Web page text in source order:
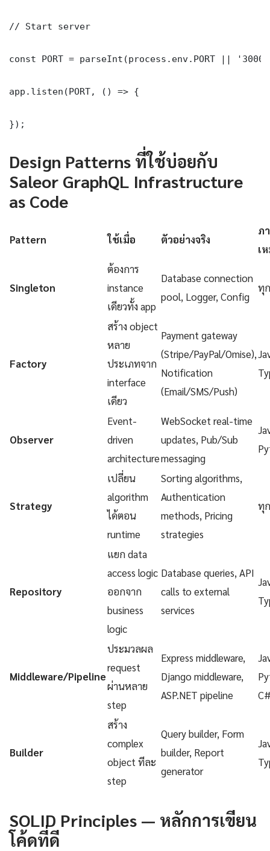
// Start server
const PORT = parseInt(process.env.PORT ||
app.listen(PORT, () => {
});
Design Patterns ที่ใช้บ่อยกับ
Saleor GraphQL Infrastructure
as Code
Pattern ใช้เมื่อ ตัวอย่างจริง
ภ
เ
Singleton
ต้องการ
instance
เดียวทั้ง app
Database connection
pool, Logger, Config
ทุ
Factory
สร้าง object
หลาย
ประเภทจาก
interface
เดียว
Payment gateway
(Stripe/PayPal/Omise),
Notification
(Email/SMS/Push)
Observer
Event-
driven
architecture
WebSocket real-time
updates, Pub/Sub
messaging
Strategy
เปลี่ยน
algorithm
ได้ตอน
runtime
Sorting algorithms,
Authentication
methods, Pricing
strategies
ทุ
Repository
แยก data
access logic
ออกจาก
business
logic
Database queries, API
calls to external
services
Middleware/Pipeline
ประมวลผล
request
ผ่านหลาย
step
Express middleware,
Django middleware,
ASP.NET pipeline
Builder
สร้าง
complex
object ทีละ
step
Query builder, Form
builder, Report
generator
SOLID Principles — หลักการเขียน
โค้ดที่ดี